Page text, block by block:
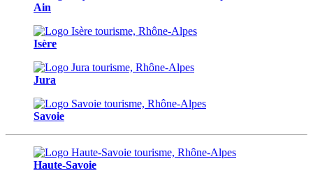
Ain
Isère
Jura
Savoie
Haute-Savoie